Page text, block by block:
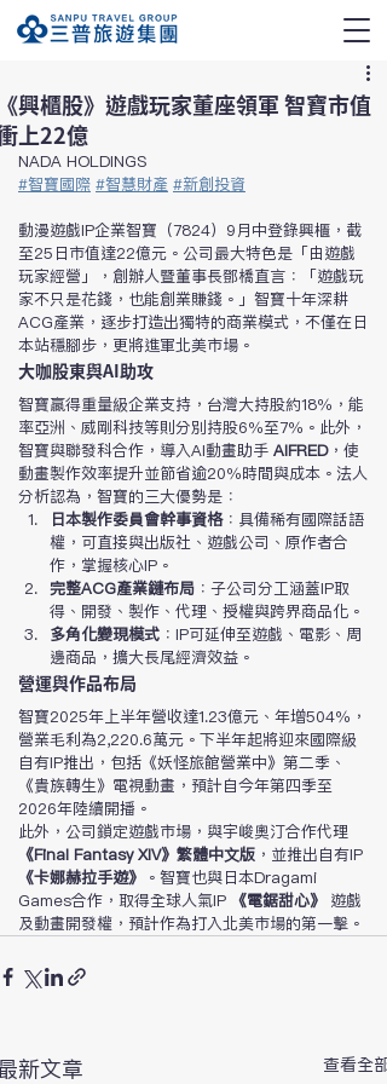
興櫃股》遊戲玩家董座領軍 智寶市值
上22億
NADA HOLDINGS
#智寶國際 #智慧財產 #新創投資
動漫遊戲IP企業智寶（7824）9月中登錄興櫃，截
至25日市值達22億元。公司最大特色是「由遊戲
玩家經營」，創辦人暨董事長鄧橋直言：「遊戲玩
家不只是花錢，也能創業賺錢。」智寶十年深耕
ACG產業，逐步打造出獨特的商業模式，不僅在日
本站穩腳步，更將進軍北美市場。
大咖股東與AI助攻
智寶贏得重量級企業支持，台灣大持股約18％，能
率亞洲、威剛科技等則分別持股6％至7％。此外，
智寶與聯發科合作，導入AI動畫助手 AIFRED，使
動畫製作效率提升並節省逾20％時間與成本。法人
分析認為，智寶的三大優勢是：
日本製作委員會幹事資格：具備稀有國際話語
權，可直接與出版社、遊戲公司、原作者合
作，掌握核心IP。
完整ACG產業鏈布局 ：子公司分工涵蓋IP取
得、開發、製作、代理、授權與跨界商品化。
多角化變現模式 ：IP可延伸至遊戲、電影、周
邊商品，擴大長尾經濟效益。
營運與作品布局
智寶2025年上半年營收達1.23億元、年增504％，
營業毛利為2,220.6萬元。下半年起將迎來國際級
自有IP推出，包括《妖怪旅館營業中》第二季、
《貴族轉生》電視動畫，預計自今年第四季至
2026年陸續開播。
此外，公司鎖定遊戲市場，與宇峻奧汀合作代理
《Final Fantasy XIV》繁體中文版 ，並推出自有IP
《卡娜赫拉手遊》
。智寶也與日本Dragami
Games合作，取得全球人氣IP 《電鋸甜心》
遊戲
及動畫開發權，預計作為打入北美市場的第一擊。
新文章 查看全部